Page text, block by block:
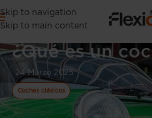
Skip to navigation
Skip to main content
¿Qué es un
24 Marzo 2025
Coches clásicos